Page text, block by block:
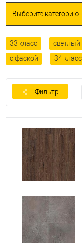
Выберите категорию
33 класс светлый
с фаской
34 класс
Фильтр